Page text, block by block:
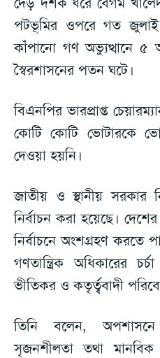
পটভূমির ওপরে গত জুলাই
কাঁপানো গণ অভ্যুত্থানে ৫
স্বৈরশাসনের পতন ঘটে।
বিএনপির ভারপ্রাপ্ত
কোটি কোটি ভোটারকে
দেওয়া হয়নি।
জাতীয় ও স্থানীয় সরকার
নির্বাচন করা হয়েছে।
নির্বাচনে অংশগ্রহণ করতে
গণতান্ত্রিক অধিকারের
ভীতিকর ও কতৃর্ত্ববাদী
তিনি বলেন,
সৃজনশীলতা তথা